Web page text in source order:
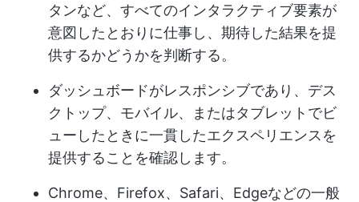
タンなど、すべてのインタラクティブ要素が
意図したとおりに仕事し、期待した結果を提
供するかどうかを判断する。
ダッシュボードがレスポンシブであり、デス
クトップ、モバイル、またはタブレットでビ
ューしたときに一貫したエクスペリエンスを
提供することを確認します。
Chrome、Firefox、Safari、Edgeなどの一般